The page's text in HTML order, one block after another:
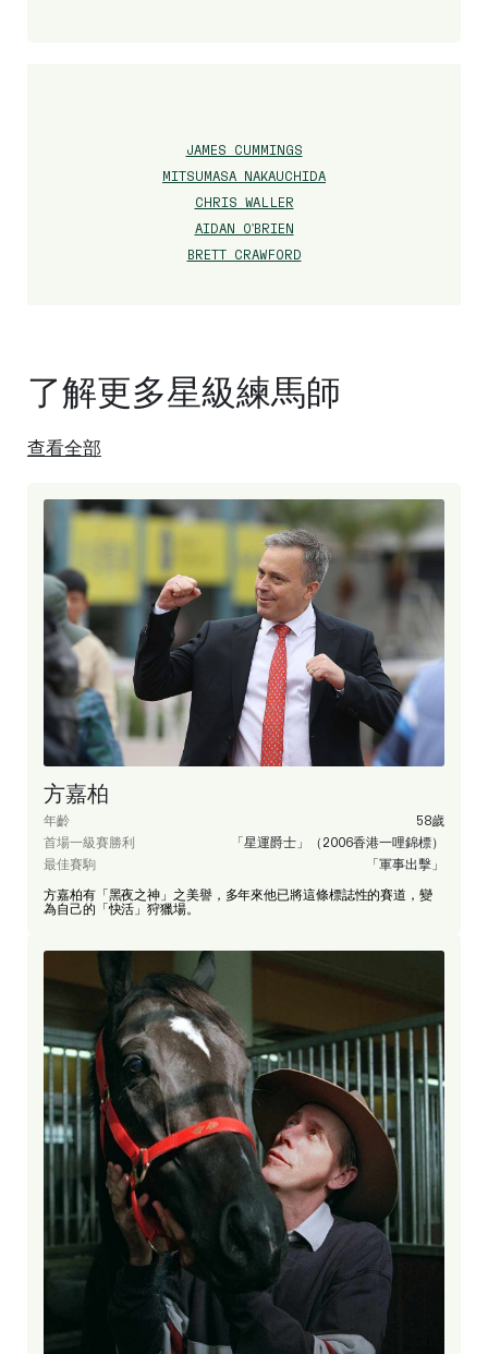
JAMES CUMMINGS
MITSUMASA NAKAUCHIDA
CHRIS WALLER
AIDAN O'BRIEN
BRETT CRAWFORD
了解更多星級練馬師
查看全部
方嘉柏
年齡
58歲
首場一級賽勝利
「星運爵士」（2006香港一哩錦標）
最佳賽駒
「軍事出擊」
方嘉柏有「黑夜之神」之美譽，多年來他已將這條標誌性的賽道，變
為自己的「快活」狩獵場。